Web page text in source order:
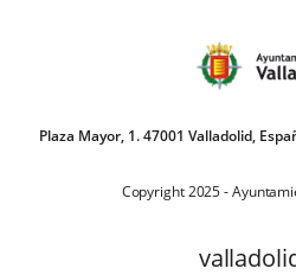
Plaza Mayor, 1. 47001 Valladolid,
Copyright 2025 -